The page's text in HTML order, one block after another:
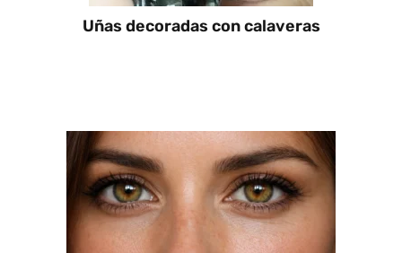
Uñas decoradas con calaveras